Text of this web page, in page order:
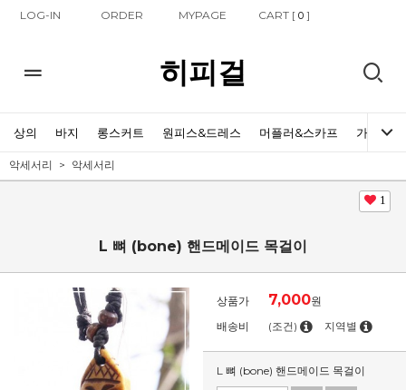
LOG-IN ORDER MYPAGE CART [0 ]
히피걸
상의 바지 롱스커트 원피스&드레스 머플러&스카프 가방
악세서리 악세서리
1
L 뼈 (bone) 핸드메이드 목걸이
상품가 7,000원
배송비
(조건) 지역별
L 뼈 (bone) 핸드메이드 목걸이